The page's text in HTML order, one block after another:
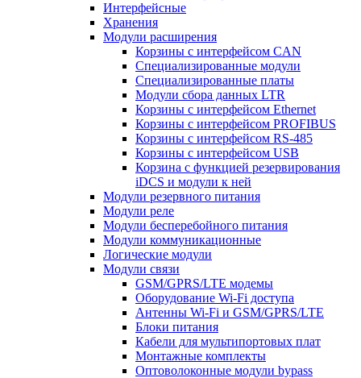
Интерфейсные
Хранения
Модули расширения
Корзины с интерфейсом CAN
Специализированные модули
Специализированные платы
Модули сбора данных LTR
Корзины с интерфейсом Ethernet
Корзины с интерфейсом PROFIBUS
Корзины с интерфейсом RS-485
Корзины с интерфейсом USB
Корзина с функцией резервирования
iDCS и модули к ней
Модули резервного питания
Модули реле
Модули бесперебойного питания
Модули коммуникационные
Логические модули
Модули связи
GSM/GPRS/LTE модемы
Оборудование Wi-Fi доступа
Антенны Wi-Fi и GSM/GPRS/LTE
Блоки питания
Кабели для мультипортовых плат
Монтажные комплекты
Оптоволоконные модули bypass